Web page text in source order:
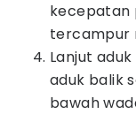
kecepatan
tercampur
Lanjut
aduk balik
bawah